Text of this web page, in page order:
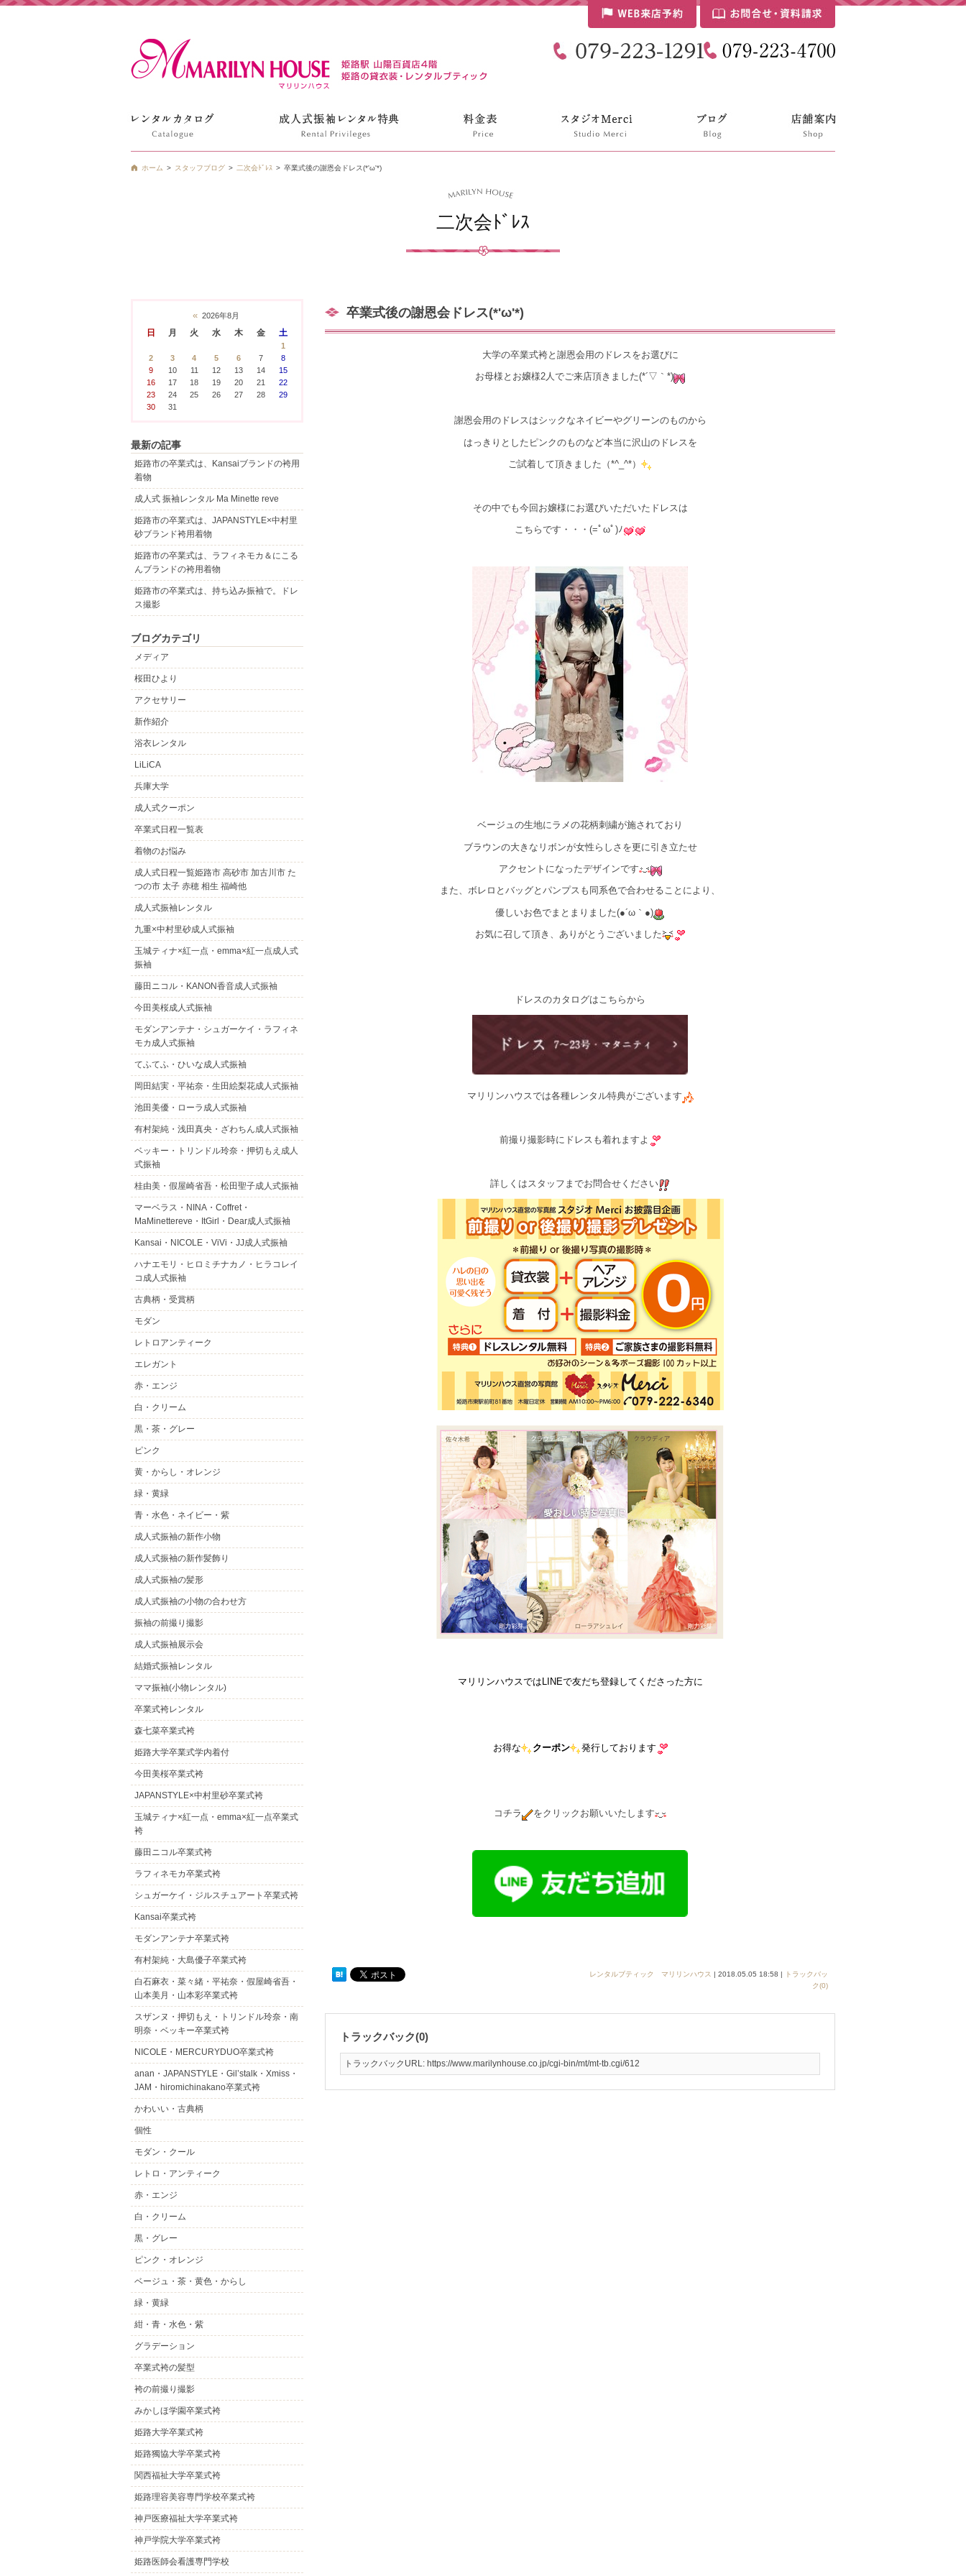
ホーム スタッフブログ 二次会ﾄﾞﾚｽ 卒業式後の謝恩会ドレス(*'ω'*)
二次会ﾄﾞﾚｽ
卒業式後の謝恩会ドレス(*'ω'*)
大学の卒業式袴と謝恩会用のドレスをお選びに
お母様とお嬢様2人でご来店頂きました(*´▽｀*)
謝恩会用のドレスはシックなネイビーやグリーンのものから
はっきりとしたピンクのものなど本当に沢山のドレスを
ご試着して頂きました（*^_^*）
その中でも今回お嬢様にお選びいただいたドレスは
こちらです・・・(=ﾟωﾟ)ﾉ
ベージュの生地にラメの花柄刺繍が施されており
ブラウンの大きなリボンが女性らしさを更に引き立たせ
アクセントになったデザインです
また、ボレロとバッグとパンプスも同系色で合わせることにより、
優しいお色でまとまりました(●´ω｀●)
お気に召して頂き、ありがとうございました
ドレスのカタログはこちらから
マリリンハウスでは各種レンタル特典がございます
前撮り撮影時にドレスも着れますよ
詳しくはスタッフまでお問合せください
マリリンハウスではLINEで友だち登録してくださった方に
お得な クーポン 発行しております
コチラ をクリックお願いいたします
レンタルブティック マリリンハウス | 2018.05.05 18:58 |
トラックバッ
ク(0)
トラックバック(0)
トラックバックURL: https://www.marilynhouse.co.jp/cgi-bin/mt/mt-tb.cgi/612
« 2026年8月
日 月 火 水 木 金 土
1
2
3 4 5 6 7
8
9
10 11 12 13 14
15
16
17 18 19 20 21
22
23
24 25 26 27 28
29
30
31
最新の記事
姫路市の卒業式は、Kansaiブランドの袴用
着物
成人式 振袖レンタル Ma Minette reve
姫路市の卒業式は、JAPANSTYLE×中村里
砂ブランド袴用着物
姫路市の卒業式は、ラフィネモカ＆にこる
んブランドの袴用着物
姫路市の卒業式は、持ち込み振袖で。ドレ
ス撮影
ブログカテゴリ
メディア
桜田ひより
アクセサリー
新作紹介
浴衣レンタル
LiLiCA
兵庫大学
成人式クーポン
卒業式日程一覧表
着物のお悩み
成人式日程一覧姫路市 高砂市 加古川市 た
つの市 太子 赤穂 相生 福崎他
成人式振袖レンタル
九重×中村里砂成人式振袖
玉城ティナ×紅一点・emma×紅一点成人式
振袖
藤田ニコル・KANON香音成人式振袖
今田美桜成人式振袖
モダンアンテナ・シュガーケイ・ラフィネ
モカ成人式振袖
てふてふ・ひいな成人式振袖
岡田結実・平祐奈・生田絵梨花成人式振袖
池田美優・ローラ成人式振袖
有村架純・浅田真央・ざわちん成人式振袖
ベッキー・トリンドル玲奈・押切もえ成人
式振袖
桂由美・假屋崎省吾・松田聖子成人式振袖
マーベラス・NINA・Coffret・
MaMinettereve・ItGirl・Dear成人式振袖
Kansai・NICOLE・ViVi・JJ成人式振袖
ハナエモリ・ヒロミチナカノ・ヒラコレイ
コ成人式振袖
古典柄・受賞柄
モダン
レトロアンティーク
エレガント
赤・エンジ
白・クリーム
黒・茶・グレー
ピンク
黄・からし・オレンジ
緑・黄緑
青・水色・ネイビー・紫
成人式振袖の新作小物
成人式振袖の新作髪飾り
成人式振袖の髪形
成人式振袖の小物の合わせ方
振袖の前撮り撮影
成人式振袖展示会
結婚式振袖レンタル
ママ振袖(小物レンタル)
卒業式袴レンタル
森七菜卒業式袴
姫路大学卒業式学内着付
今田美桜卒業式袴
JAPANSTYLE×中村里砂卒業式袴
玉城ティナ×紅一点・emma×紅一点卒業式
袴
藤田ニコル卒業式袴
ラフィネモカ卒業式袴
シュガーケイ・ジルスチュアート卒業式袴
Kansai卒業式袴
モダンアンテナ卒業式袴
有村架純・大島優子卒業式袴
白石麻衣・菜々緒・平祐奈・假屋崎省吾・
山本美月・山本彩卒業式袴
スザンヌ・押切もえ・トリンドル玲奈・南
明奈・ベッキー卒業式袴
NICOLE・MERCURYDUO卒業式袴
anan・JAPANSTYLE・Gil’stalk・Xmiss・
JAM・hiromichinakano卒業式袴
かわいい・古典柄
個性
モダン・クール
レトロ・アンティーク
赤・エンジ
白・クリーム
黒・グレー
ピンク・オレンジ
ベージュ・茶・黄色・からし
緑・黄緑
紺・青・水色・紫
グラデーション
卒業式袴の髪型
袴の前撮り撮影
みかしほ学園卒業式袴
姫路大学卒業式袴
姫路獨協大学卒業式袴
関西福祉大学卒業式袴
姫路理容美容専門学校卒業式袴
神戸医療福祉大学卒業式袴
神戸学院大学卒業式袴
姫路医師会看護専門学校